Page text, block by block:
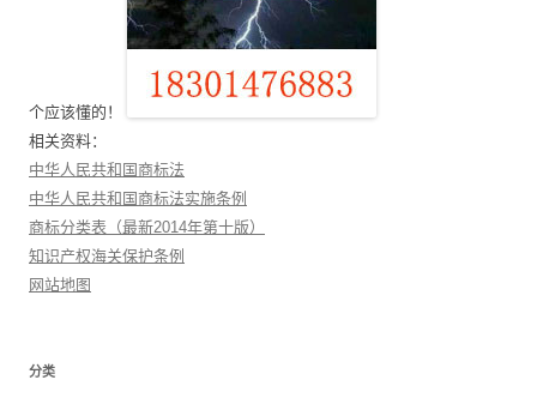
个应该懂的！
相关资料：
中华人民共和国商标法
中华人民共和国商标法实施条例
商标分类表（最新2014年第十版）
知识产权海关保护条例
网站地图
分类